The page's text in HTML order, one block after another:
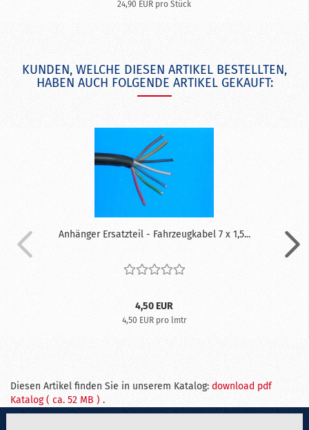
24,90 EUR pro Stück
KUNDEN, WELCHE DIESEN ARTIKEL BESTELLTEN,
HABEN AUCH FOLGENDE ARTIKEL GEKAUFT:
Anhänger Ersatzteil - Fahrzeugkabel 7 x 1,5...
4,50 EUR
4,50 EUR pro lmtr
Diesen Artikel finden Sie in unserem Katalog: download pdf
Katalog ( ca. 52 MB ) .